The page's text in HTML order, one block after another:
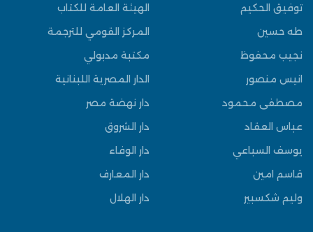
توفيق الحكيم
طه حسين
نجيب محفوظ
انيس منصور
مصطفى محمود
عباس العقاد
يوسف السباعي
قاسم امين
وليم شكسبير
الهيئة العامة للكتاب
المركز القومي للترجمة
مكتبة مدبولي
الدار المصرية اللبنانية
دار نهضة مصر
دار الشروق
دار الوفاء
دار المعارف
دار الهلال